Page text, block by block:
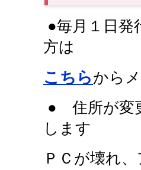
●毎月１日発
方は
こちらから
● 住所が変
します
ＰＣが壊れ